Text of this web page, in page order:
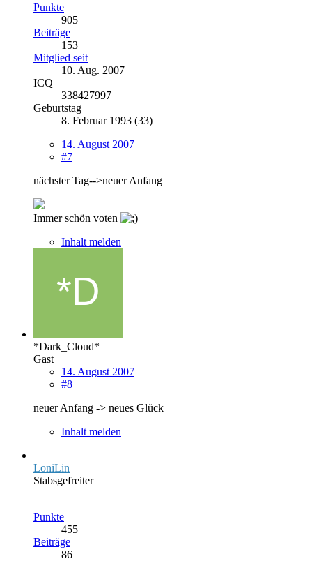
Punkte
905
Beiträge
153
Mitglied seit
10. Aug. 2007
ICQ
338427997
Geburtstag
8. Februar 1993 (33)
14. August 2007
#7
nächster Tag-->neuer Anfang
Immer schön voten
Inhalt melden
*Dark_Cloud*
Gast
14. August 2007
#8
neuer Anfang -> neues Glück
Inhalt melden
LoniLin
Stabsgefreiter
Punkte
455
Beiträge
86